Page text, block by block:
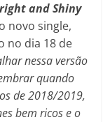
and Shiny
novo single,
no dia 18 de
nessa versão
quando
de 2018/2019,
bem ricos e o